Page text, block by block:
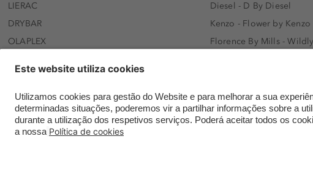
LIERAC
DRYBAR
OLAPLEX
ARMAF
Beauty of Joseon
NANOLASH
Diesel - D By Diesel
Kenzo - Flower by Kenzo
Florence By Mills -
Davidoff - Cool Water
KHLOÉ KARDASHIAN -